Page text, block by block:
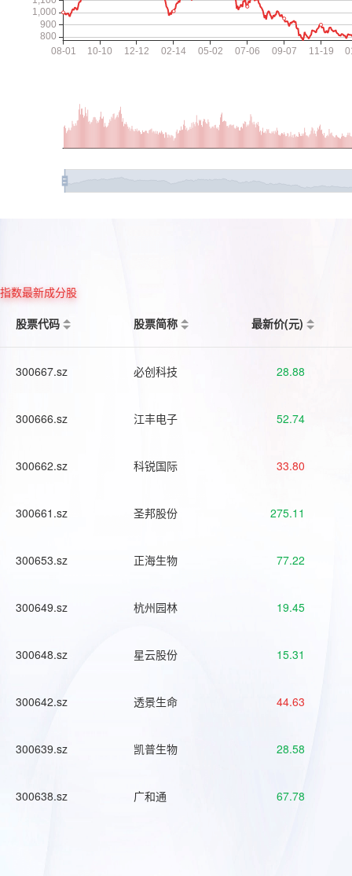
指数最新成分股
股票代码
股票简称 最新价(元)
300667.sz 必创科技 28.88
300666.sz 江丰电子 52.74
300662.sz 科锐国际 33.80
300661.sz 圣邦股份 275.11
300653.sz 正海生物 77.22
300649.sz 杭州园林 19.45
300648.sz 星云股份 15.31
300642.sz 透景生命 44.63
300639.sz 凯普生物 28.58
300638.sz 广和通 67.78